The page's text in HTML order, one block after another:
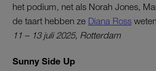
het podium, net als Norah Jones,
de taart hebben ze Diana Ross
11 – 13 juli 2025, Rotterdam
Sunny Side Up